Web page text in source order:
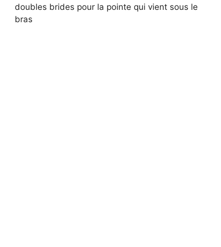
doubles brides pour la pointe qui vient sous le
bras